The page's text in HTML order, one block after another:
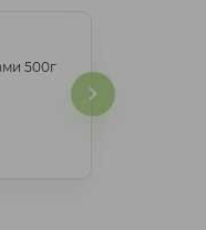
500г
500г